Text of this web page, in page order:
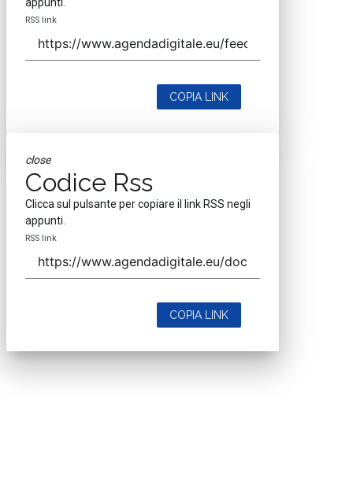
RSS link
COPIA LINK
close
Codice Rss
Clicca sul pulsante per copiare il link RSS negli
appunti.
RSS link
COPIA LINK